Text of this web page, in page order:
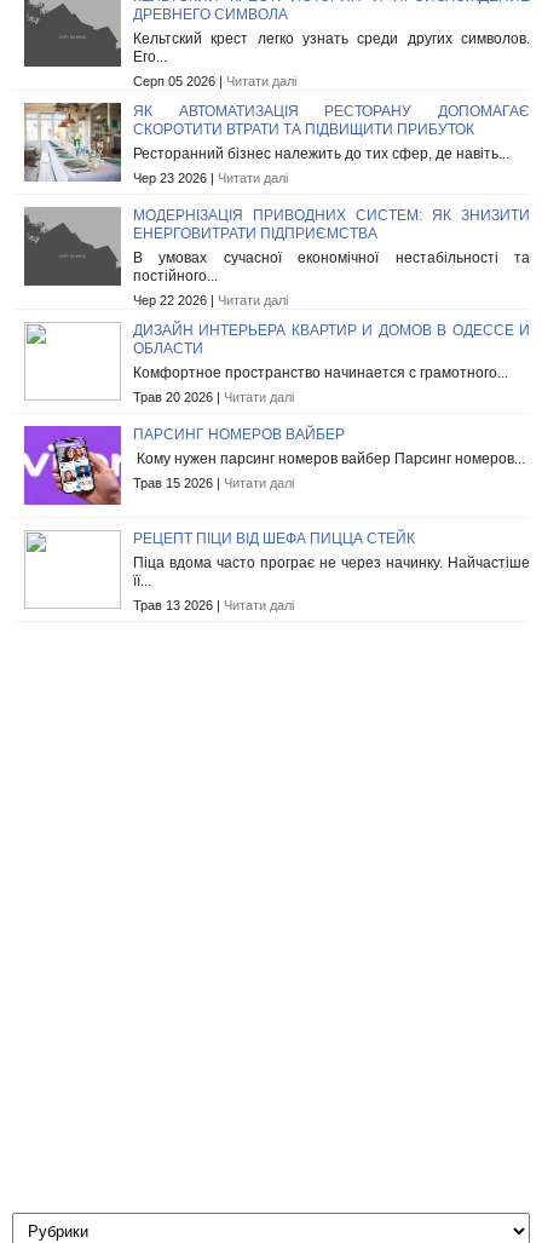
ДРЕВНЕГО СИМВОЛА
Кельтский крест легко узнать среди других символов.
Его...
Серп 05 2026 | Читати далі
ЯК АВТОМАТИЗАЦІЯ РЕСТОРАНУ ДОПОМАГАЄ
СКОРОТИТИ ВТРАТИ ТА ПІДВИЩИТИ ПРИБУТОК
Ресторанний бізнес належить до тих сфер, де навіть...
Чер 23 2026 | Читати далі
МОДЕРНІЗАЦІЯ ПРИВОДНИХ СИСТЕМ: ЯК ЗНИЗИТИ
ЕНЕРГОВИТРАТИ ПІДПРИЄМСТВА
В умовах сучасної економічної нестабільності та
постійного...
Чер 22 2026 | Читати далі
ДИЗАЙН ИНТЕРЬЕРА КВАРТИР И ДОМОВ В ОДЕССЕ И
ОБЛАСТИ
Комфортное пространство начинается с грамотного...
Трав 20 2026 | Читати далі
ПАРСИНГ НОМЕРОВ ВАЙБЕР
Кому нужен парсинг номеров вайбер Парсинг номеров...
Трав 15 2026 | Читати далі
РЕЦЕПТ ПІЦИ ВІД ШЕФА ПИЦЦА СТЕЙК
Піца вдома часто програє не через начинку. Найчастіше
її...
Трав 13 2026 | Читати далі